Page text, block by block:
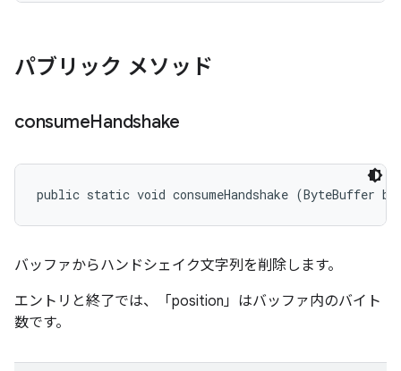
パブリック メソッド
consumeHandshake
public static void consumeHandshake (ByteBuffer
バッファからハンドシェイク文字列を削除します。
エントリと終了では、「position」はバッファ内のバイト
数です。